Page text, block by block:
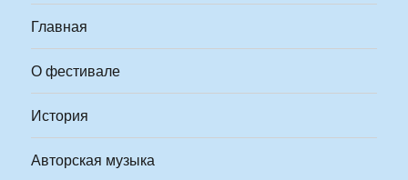
Главная
О фестивале
История
Авторская музыка